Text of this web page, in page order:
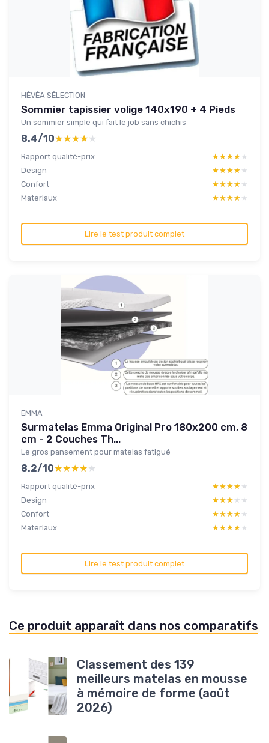
HÉVÉA SÉLECTION
Sommier tapissier volige 140x190 + 4 Pieds
Un sommier simple qui fait le job sans chichis
8.4/10★★★★★
★★★★★
Rapport qualité-prix ★★★★★
★★★★★
Design
★★★★★
★★★★★
Confort
★★★★★
★★★★★
Materiaux
★★★★★
★★★★★
Lire le test produit complet
EMMA
Surmatelas Emma Original Pro 180x200 cm, 8
cm - 2 Couches Th...
Le gros pansement pour matelas fatigué
8.2/10★★★★★
★★★★★
Rapport qualité-prix ★★★★★
★★★★★
Design
★★★★★
★★★★★
Confort
★★★★★
★★★★★
Materiaux
★★★★★
★★★★★
Lire le test produit complet
Ce produit apparaît dans nos comparatifs
Classement des 139
meilleurs matelas en mousse
à mémoire de forme (août
2026)